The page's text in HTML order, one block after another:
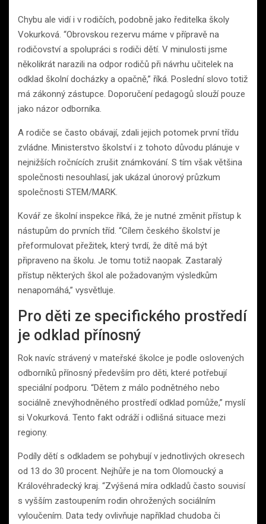
Chybu ale vidí i v rodičích, podobně jako ředitelka školy
Vokurková. “Obrovskou rezervu máme v přípravě na
rodičovství a spolupráci s rodiči dětí. V minulosti jsme
několikrát narazili na odpor rodičů při návrhu učitelek na
odklad školní docházky a opačně,” říká. Poslední slovo totiž
má zákonný zástupce. Doporučení pedagogů slouží pouze
jako názor odborníka.
A rodiče se často obávají, zdali jejich potomek první třídu
zvládne. Ministerstvo školství i z tohoto důvodu plánuje v
nejnižších ročnících zrušit známkování. S tím však většina
společnosti nesouhlasí, jak ukázal únorový průzkum
společnosti STEM/MARK.
Kovář ze školní inspekce říká, že je nutné změnit přístup k
nástupům do prvních tříd. “Cílem českého školství je
přeformulovat přežitek, který tvrdí, že dítě má být
připraveno na školu. Je tomu totiž naopak. Zastaralý
přístup některých škol ale požadovaným výsledkům
nenapomáhá,” vysvětluje.
Pro děti ze specifického prostředí
je odklad přínosný
Rok navíc strávený v mateřské školce je podle oslovených
odborníků přínosný především pro děti, které potřebují
speciální podporu. “Dětem z málo podnětného nebo
sociálně znevýhodněného prostředí odklad pomůže,” myslí
si Vokurková. Tento fakt odráží i odlišná situace mezi
regiony.
Podíly dětí s odkladem se pohybují v jednotlivých okresech
od 13 do 30 procent. Nejhůře je na tom Olomoucký a
Královéhradecký kraj. “Zvýšená míra odkladů často souvisí
s vyšším zastoupením rodin ohrožených sociálním
vyloučením. Data tedy ovlivňuje například chudoba či